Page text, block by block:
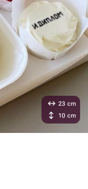
23 cm
10 cm